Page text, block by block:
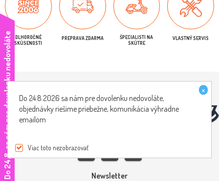
DLHOROČNÉ
SKÚSENOSTI
PREPRAVA ZDARMA
ŠPECIALISTI NA
SKÚTRE
VLASTNÝ SERVIS
Newsletter
D
o
2
4
.
8
.
s
a
n
á
m
p
r
e
d
o
v
o
l
e
n
k
u
n
e
d
o
v
o
l
á
t
e ×
Do 24.8.2026 sa nám pre dovolenku nedovoláte,
objednávky riešime priebežne, komunikácia výhradne
emailom
Viac toto nezobrazovať